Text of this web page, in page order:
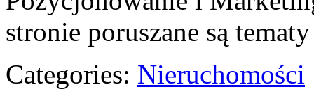
stronie poruszane są
Categories: Nieruchomości